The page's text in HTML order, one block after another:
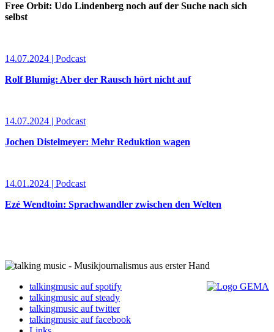
Free Orbit: Udo Lindenberg noch auf der Suche nach sich
selbst
14.07.2024 | Podcast
Rolf Blumig: Aber der Rausch hört nicht auf
14.07.2024 | Podcast
Jochen Distelmeyer: Mehr Reduktion wagen
14.01.2024 | Podcast
Ezé Wendtoin: Sprachwandler zwischen den Welten
talkingmusic auf spotify
talkingmusic auf steady
talkingmusic auf twitter
talkingmusic auf facebook